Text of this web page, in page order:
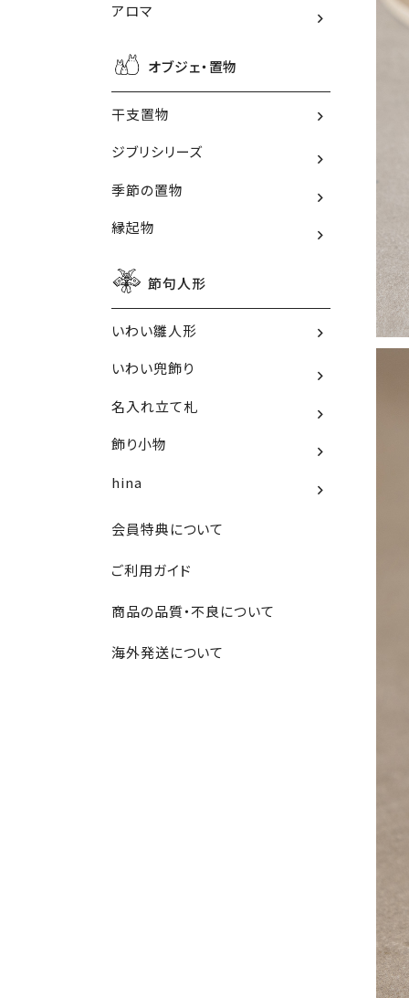
アロマ
オブジェ・置物
干支置物
ジブリシリーズ
季節の置物
縁起物
節句人形
いわい雛人形
いわい兜飾り
名入れ立て札
飾り小物
hina
会員特典について
ご利用ガイド
商品の品質・不良について
海外発送について